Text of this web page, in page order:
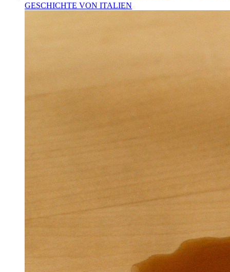
GESCHICHTE VON ITALIEN